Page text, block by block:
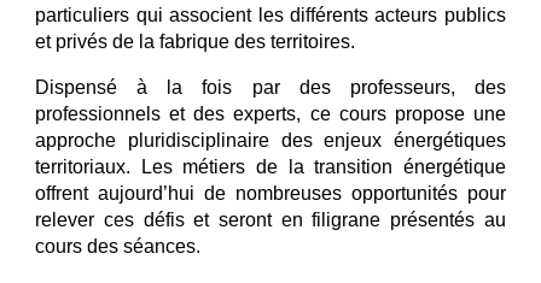
particuliers qui associent les différents acteurs publics
et privés de la fabrique des territoires.
Dispensé à la fois par des professeurs, des
professionnels et des experts, ce cours propose une
approche pluridisciplinaire des enjeux énergétiques
territoriaux. Les métiers de la transition énergétique
offrent aujourd’hui de nombreuses opportunités pour
relever ces défis et seront en filigrane présentés au
cours des séances.